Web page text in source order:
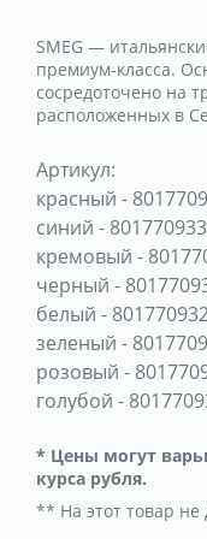
SMEG —
премиум-класса.
сосредоточено на
расположенных в
Артикул:
красный -
синий -
кремовый -
черный -
белый -
зеленый -
розовый -
голубой -
* Цены могут
курса рубля.
** На этот товар не